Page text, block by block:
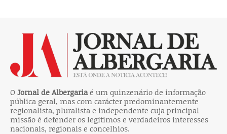
O Jornal de Albergariaé um quinzenário de informação
pública geral, mas com carácter predominantemente
regionalista, pluralista e independente cuja principal
missão é defender os legítimos e verdadeiros interesses
nacionais, regionais e concelhios.